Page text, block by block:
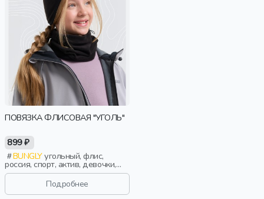
ПОВЯЗКА ФЛИСОВАЯ "УГОЛЬ"
899 ₽
BUNGLYугольный, флис,
россия, спорт, актив, девочки,
малыши, дошкольники, дети
Подробнее